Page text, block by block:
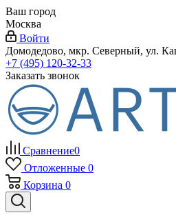
Ваш город
Москва
Войти
Домодедово, мкр. Северный, ул.
+7 (495) 120-32-33
Заказать звонок
Сравнение0
Отложенные 0
Корзина 0